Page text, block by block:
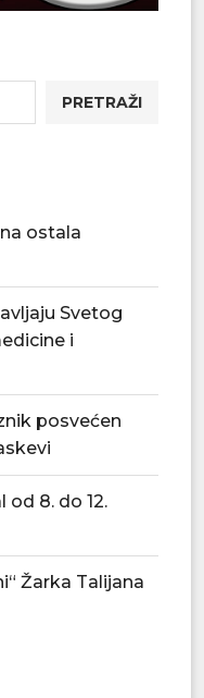
PRETRAŽI
ostala
Svetog
i
posvećen
od 8. do 12.
Žarka Talijana